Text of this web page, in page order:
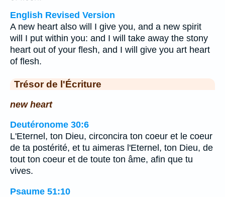
English Revised Version
A new heart also will I give you, and a new spirit
will I put within you: and I will take away the stony
heart out of your flesh, and I will give you art heart
of flesh.
Trésor de l'Écriture
new heart
Deutéronome 30:6
L'Eternel, ton Dieu, circoncira ton coeur et le coeur
de ta postérité, et tu aimeras l'Eternel, ton Dieu, de
tout ton coeur et de toute ton âme, afin que tu
vives.
Psaume 51:10